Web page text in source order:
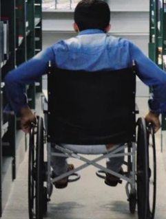
Cargos Em Institutos
Na Primeira Participação,
Dos Profissionais De... agosto
58 Anos Da APUB... agosto 6, 2026
Cargos Em Institutos Federais...
Na Primeira Participação,
Dos Profissionais De... agosto
58 Anos Da APUB... agosto 6, 2026
Cargos Em Institutos Federais...